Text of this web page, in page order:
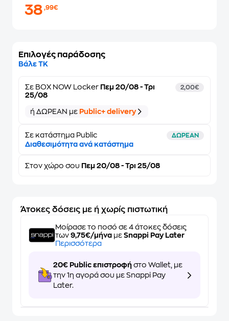
38,99€
Επιλογές παράδοσης
Βάλε ΤΚ
Σε BOX NOW Locker Πεμ 20/08 - Τρι
25/08
2,00€
ή ΔΩΡΕΑΝ με Public+ delivery
Σε κατάστημα Public ΔΩΡΕΑΝ
Διαθεσιμότητα ανά κατάστημα
Στον χώρο σου Πεμ 20/08 - Τρι 25/08
Άτοκες δόσεις με ή χωρίς πιστωτική
Μοίρασε το ποσό σε 4 άτοκες δόσεις
των 9,75€/μήνα με Snappi Pay Later
Περισσότερα
20€ Public επιστροφή στο Wallet, με
την 1η αγορά σου με Snappi Pay
Later.